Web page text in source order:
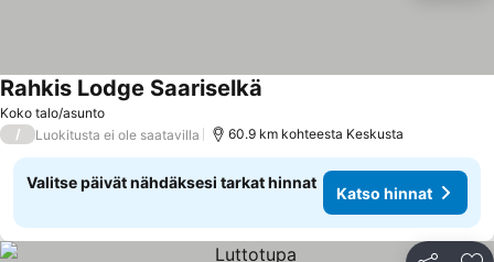
Koko talo/asunto
Rahkis Lodge Saariselkä
/ Luokitusta ei ole saatavilla 60.9 km kohteesta Keskusta
Valitse päivät nähdäksesi tarkat hinnat
Katso hinnat